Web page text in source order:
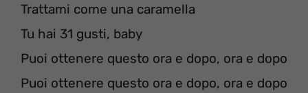
Trattami come una caramella
Tu hai 31 gusti, baby
Puoi ottenere questo ora e dopo, ora e dopo
Puoi ottenere questo ora e dopo, ora e dopo